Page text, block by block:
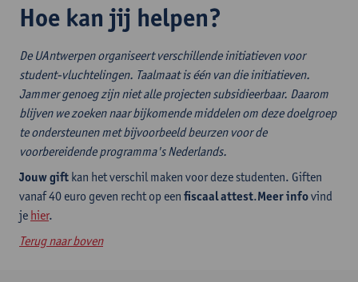
Hoe kan jij helpen?
De UAntwerpen organiseert verschillende initiatieven voor
student-vluchtelingen. Taalmaat is één van die initiatieven.
Jammer genoeg zijn niet alle projecten subsidieerbaar. Daarom
blijven we zoeken naar bijkomende middelen om deze doelgroep
te ondersteunen met bijvoorbeeld beurzen voor de
voorbereidende programma's Nederlands.
Jouw gift kan het verschil maken voor deze studenten. Giften
vanaf 40 euro geven recht op een fiscaal attest.Meer infovind
je hier.
Terug naar boven